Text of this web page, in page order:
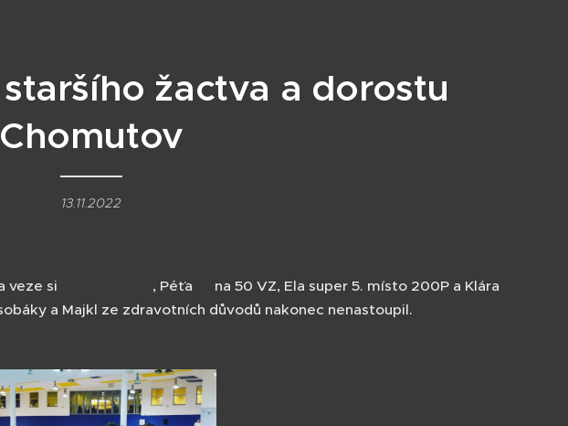
žactva a dorostu
Chomutov
13.11.2022
veze si 🥇🥈🥈🥉🥉, Péťa 🥉na 50 VZ, Ela super 5. místo 200P a Klára
a Majkl ze zdravotních důvodů nakonec nenastoupil.